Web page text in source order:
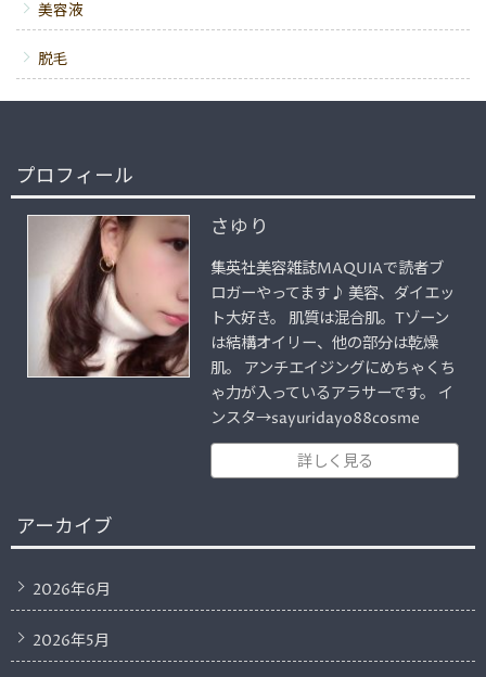
美容液
脱毛
プロフィール
さゆり
集英社美容雑誌MAQUIAで読者ブ
ロガーやってます♪ 美容、ダイエッ
ト大好き。 肌質は混合肌。Tゾーン
は結構オイリー、他の部分は乾燥
肌。 アンチエイジングにめちゃくち
ゃ力が入っているアラサーです。 イ
ンスタ→sayuridayo88cosme
詳しく見る
アーカイブ
2026年6月
2026年5月